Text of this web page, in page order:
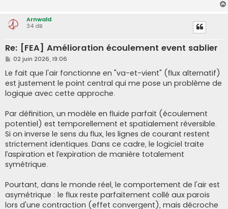
Arnwald
34 dB
Re: [FEA] Amélioration écoulement event sablier
M
s
s
a
g
e
02 juin 2026, 19:06
Le fait que l'air fonctionne en "va-et-vient" (flux alternatif)
est justement le point central qui me pose un problème de
logique avec cette approche.
Par définition, un modèle en fluide parfait (écoulement
potentiel) est temporellement et spatialement réversible.
Si on inverse le sens du flux, les lignes de courant restent
strictement identiques. Dans ce cadre, le logiciel traite
l’aspiration et l’expiration de manière totalement
symétrique.
Pourtant, dans le monde réel, le comportement de l'air est
asymétrique : le flux reste parfaitement collé aux parois
lors d'une contraction (effet convergent), mais décroche